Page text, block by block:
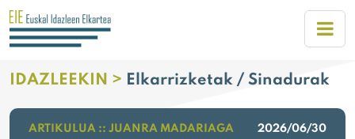
IDAZLEEKIN > Elkarrizketak / Sinadurak
ARTIKULUA :: JUANRA MADARIAGA 2026/06/30